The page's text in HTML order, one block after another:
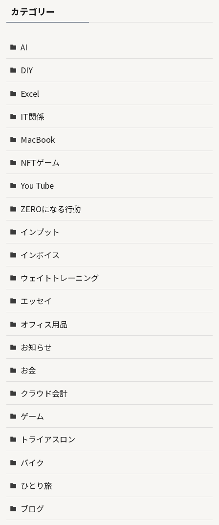
カテゴリー
AI
DIY
Excel
IT関係
MacBook
NFTゲーム
You Tube
ZEROになる行動
インプット
インボイス
ウェイトトレーニング
エッセイ
オフィス用品
お知らせ
お金
クラウド会計
ゲーム
トライアスロン
バイク
ひとり旅
ブログ